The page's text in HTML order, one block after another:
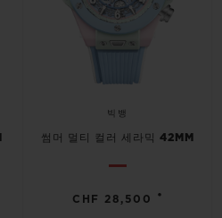
빅뱅
썸머 멀티 컬러 세라믹 42MM
CHF 28,500 •